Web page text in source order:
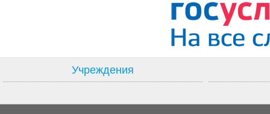
Учреждения